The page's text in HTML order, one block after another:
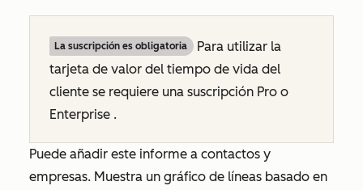
La suscripción es obligatoria
Para utilizar la
tarjeta de valor del tiempo de vida del
cliente se requiere una suscripción Pro o
Enterprise .
Puede añadir este informe a contactos y
empresas. Muestra un gráfico de líneas basado en